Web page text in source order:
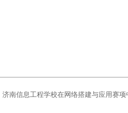
济南信息工程学校在网络搭建与应用赛项